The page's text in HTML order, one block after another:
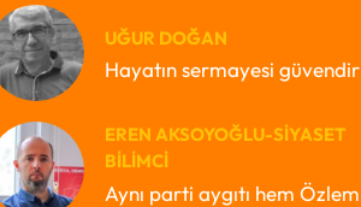
UĞUR DOĞAN
Hayatın sermayesi güvendir
EREN AKSOYOĞLU-SIYASET
BILIMCI
Aynı parti aygıtı hem Özlem